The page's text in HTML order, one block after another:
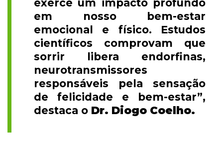
exerce um impacto profundo
em nosso bem-estar
emocional e físico. Estudos
científicos comprovam que
sorrir libera endorfinas,
neurotransmissores
responsáveis pela sensação
de felicidade e bem-estar”,
destaca o Dr. Diogo Coelho.